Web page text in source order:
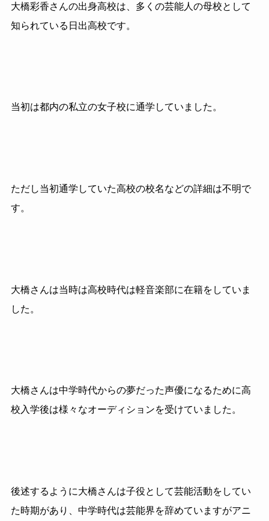
大橋彩香さんの出身高校は、多くの芸能人の母校として
知られている日出高校です。
当初は都内の私立の女子校に通学していました。
ただし当初通学していた高校の校名などの詳細は不明で
す。
大橋さんは当時は高校時代は軽音楽部に在籍をしていま
した。
大橋さんは中学時代からの夢だった声優になるために高
校入学後は様々なオーディションを受けていました。
後述するように大橋さんは子役として芸能活動をしてい
た時期があり、中学時代は芸能界を辞めていますがアニ